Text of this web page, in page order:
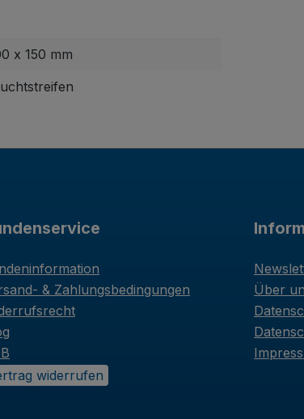
x 150 mm
& Zahlungsbedingungen
widerrufen
Über